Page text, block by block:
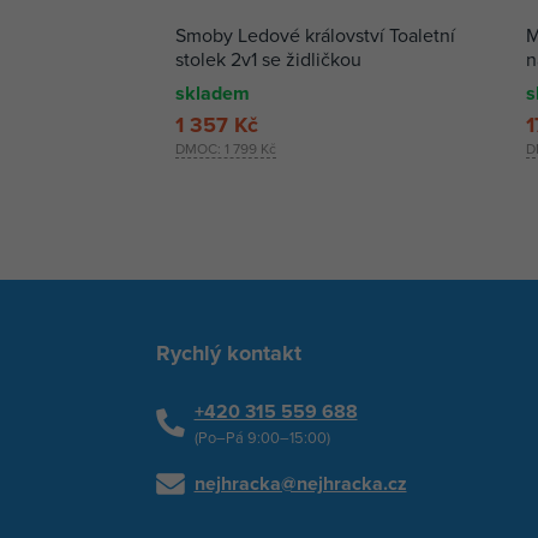
Smoby Ledové království Toaletní
stolek 2v1 se židličkou
skladem
DMOC: 1 799 Kč
1 357 Kč
Rychlý kontakt
+420 315 559 688
(Po–Pá 9:00–15:00)
nejhracka@nejhracka.cz